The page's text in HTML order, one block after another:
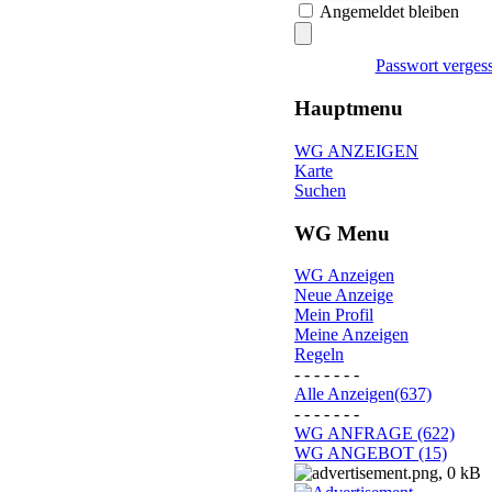
Angemeldet bleiben
Passwort
Hauptmenu
WG ANZEIGEN
Karte
Suchen
WG Menu
WG Anzeigen
Neue Anzeige
Mein Profil
Meine Anzeigen
Regeln
- - - - - - -
Alle Anzeigen(637)
- - - - - - -
WG ANFRAGE (622)
WG ANGEBOT (15)